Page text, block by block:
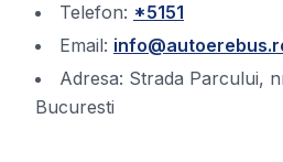
Telefon: *5151
Email:
Adresa: Strada Parcului,
Bucuresti